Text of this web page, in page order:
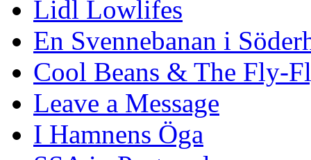
Lidl Lowlifes
En Svennebanan i
Cool Beans & The Fly-
Leave a Message
I Hamnens Öga